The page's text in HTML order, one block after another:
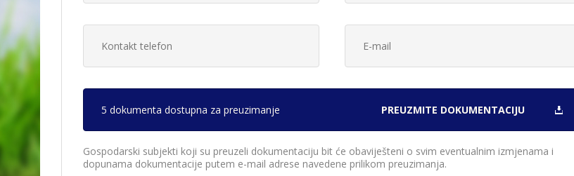
5 dokumenta dostupna za preuzimanje
Gospodarski subjekti koji su preuzeli dokumentaciju bit će obaviješteni o svim eventualnim izmjenama i
dopunama dokumentacije putem e-mail adrese navedene prilikom preuzimanja.